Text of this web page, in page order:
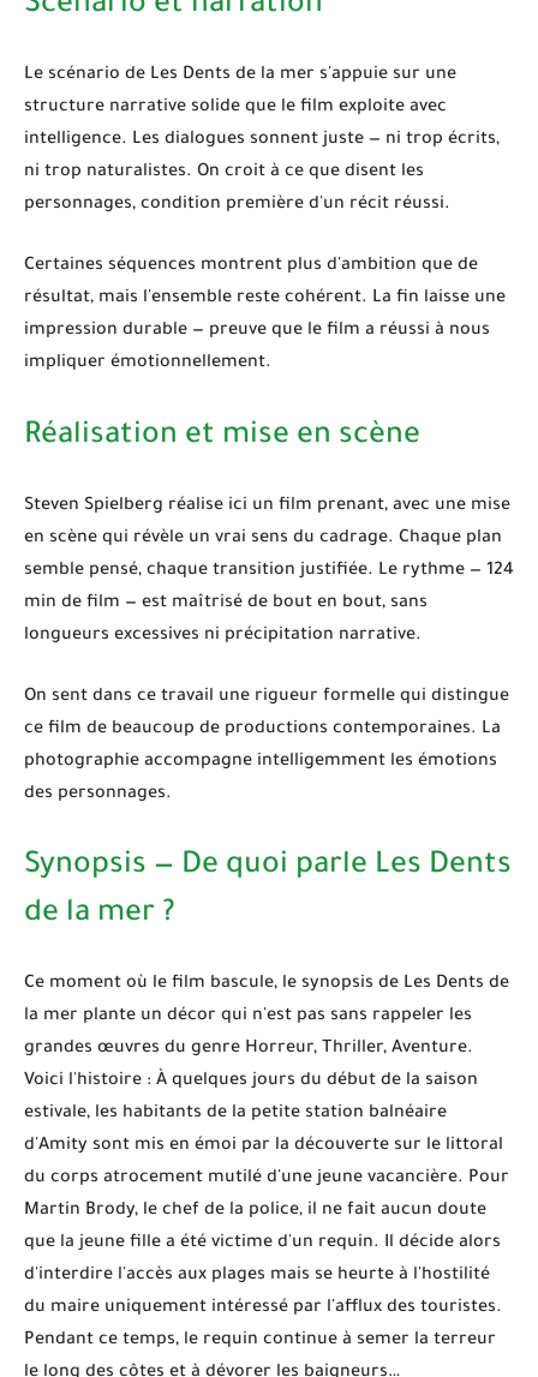
Scénario et narration
Le scénario de Les Dents de la mer s'appuie sur une
structure narrative solide que le film exploite avec
intelligence. Les dialogues sonnent juste — ni trop écrits,
ni trop naturalistes. On croit à ce que disent les
personnages, condition première d'un récit réussi.
Certaines séquences montrent plus d'ambition que de
résultat, mais l'ensemble reste cohérent. La fin laisse une
impression durable — preuve que le film a réussi à nous
impliquer émotionnellement.
Réalisation et mise en scène
Steven Spielberg réalise ici un film prenant, avec une mise
en scène qui révèle un vrai sens du cadrage. Chaque plan
semble pensé, chaque transition justifiée. Le rythme — 124
min de film — est maîtrisé de bout en bout, sans
longueurs excessives ni précipitation narrative.
On sent dans ce travail une rigueur formelle qui distingue
ce film de beaucoup de productions contemporaines. La
photographie accompagne intelligemment les émotions
des personnages.
Synopsis — De quoi parle Les Dents
de la mer ?
Ce moment où le film bascule, le synopsis de Les Dents de
la mer plante un décor qui n'est pas sans rappeler les
grandes œuvres du genre Horreur, Thriller, Aventure.
Voici l'histoire : À quelques jours du début de la saison
estivale, les habitants de la petite station balnéaire
d'Amity sont mis en émoi par la découverte sur le littoral
du corps atrocement mutilé d'une jeune vacancière. Pour
Martin Brody, le chef de la police, il ne fait aucun doute
que la jeune fille a été victime d'un requin. Il décide alors
d'interdire l'accès aux plages mais se heurte à l'hostilité
du maire uniquement intéressé par l'afflux des touristes.
Pendant ce temps, le requin continue à semer la terreur
le long des côtes et à dévorer les baigneurs…